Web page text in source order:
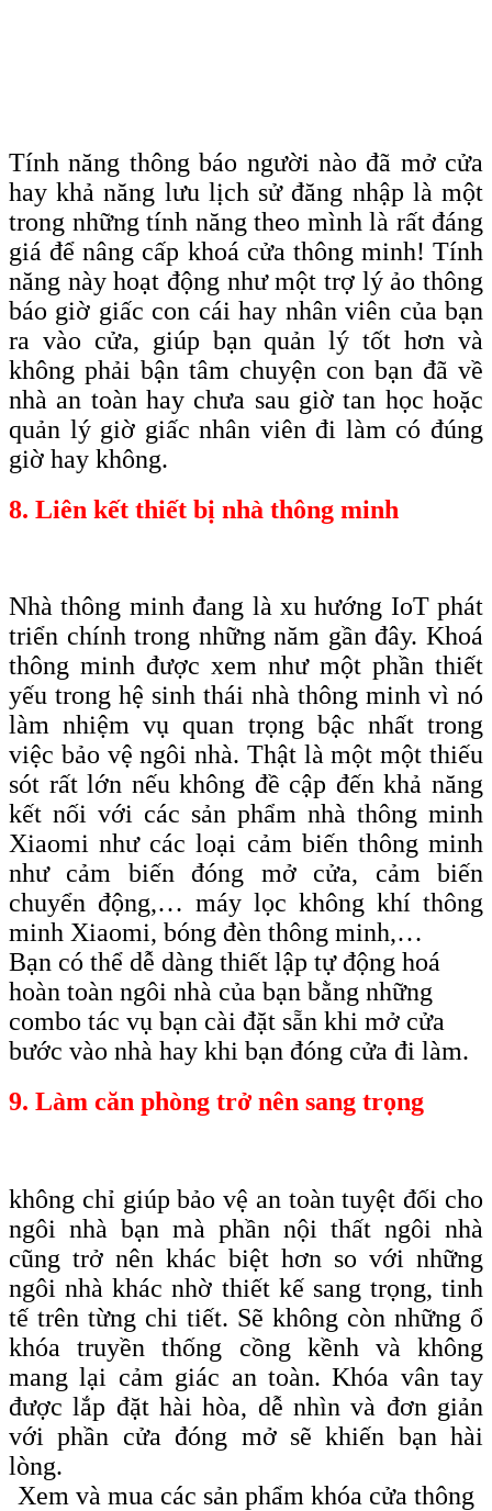
Tính năng thông báo người nào đã mở cửa
hay khả năng lưu lịch sử đăng nhập là một
trong những tính năng theo mình là rất đáng
giá để nâng cấp khoá cửa thông minh! Tính
năng này hoạt động như một trợ lý ảo thông
báo giờ giấc con cái hay nhân viên của bạn
ra vào cửa, giúp bạn quản lý tốt hơn và
không phải bận tâm chuyện con bạn đã về
nhà an toàn hay chưa sau giờ tan học hoặc
quản lý giờ giấc nhân viên đi làm có đúng
giờ hay không.
8. Liên kết thiết bị nhà thông minh
Nhà thông minh đang là xu hướng IoT phát
triển chính trong những năm gần đây. Khoá
thông minh được xem như một phần thiết
yếu trong hệ sinh thái nhà thông minh vì nó
làm nhiệm vụ quan trọng bậc nhất trong
việc bảo vệ ngôi nhà. Thật là một một thiếu
sót rất lớn nếu không đề cập đến khả năng
kết nối với các sản phẩm nhà thông minh
Xiaomi như các loại cảm biến thông minh
như cảm biến đóng mở cửa, cảm biến
chuyển động,… máy lọc không khí thông
minh Xiaomi, bóng đèn thông minh,…
Bạn có thể dễ dàng thiết lập tự động hoá
hoàn toàn ngôi nhà của bạn bằng những
combo tác vụ bạn cài đặt sẵn khi mở cửa
bước vào nhà hay khi bạn đóng cửa đi làm.
9. Làm căn phòng trở nên sang trọng
không chỉ giúp bảo vệ an toàn tuyệt đối cho
ngôi nhà bạn mà phần nội thất ngôi nhà
cũng trở nên khác biệt hơn so với những
ngôi nhà khác nhờ thiết kế sang trọng, tinh
tế trên từng chi tiết. Sẽ không còn những ổ
khóa truyền thống cồng kềnh và không
mang lại cảm giác an toàn. Khóa vân tay
được lắp đặt hài hòa, dễ nhìn và đơn giản
với phần cửa đóng mở sẽ khiến bạn hài
lòng.
Xem và mua các sản phẩm khóa cửa thông